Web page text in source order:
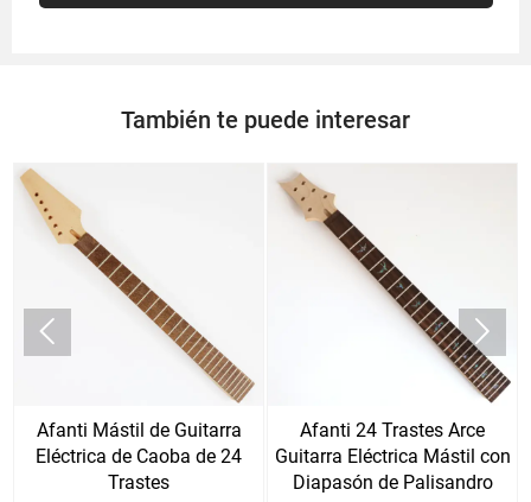
También te puede interesar
Afanti Mástil de Guitarra
Eléctrica de Caoba de 24
Trastes
Afanti 24 Trastes Arce
Guitarra Eléctrica Mástil con
Diapasón de Palisandro
 